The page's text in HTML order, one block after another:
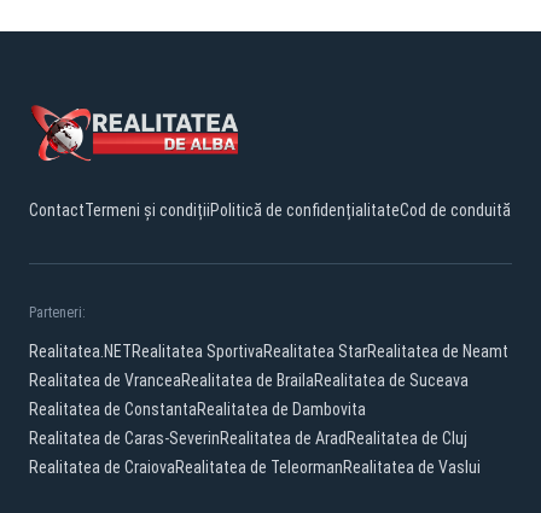
ContactTermeni și condițiiPolitică de confidențialitateCod de conduită
Parteneri:
Realitatea.NETRealitatea SportivaRealitatea StarRealitatea de Neamt
Realitatea de VranceaRealitatea de BrailaRealitatea de Suceava
Realitatea de ConstantaRealitatea de Dambovita
Realitatea de Caras-SeverinRealitatea de Arad Realitatea de Cluj
Realitatea de CraiovaRealitatea de TeleormanRealitatea de Vaslui